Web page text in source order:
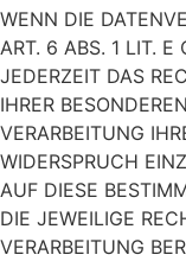
WENN DIE
ART. 6 ABS. 1 LIT. E
JEDERZEIT DAS
IHRER
VERARBEITUNG
WIDERSPRUCH
AUF DIESE
DIE JEWEILIGE
VERARBEITUNG